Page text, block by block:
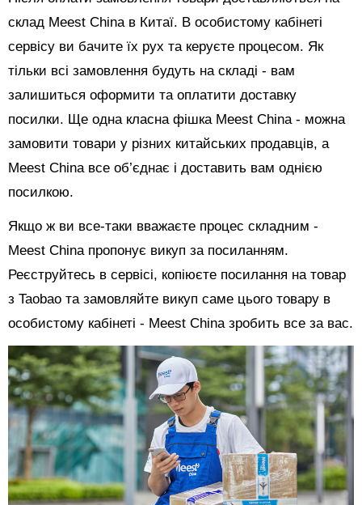
склад Meest China в Китаї. В особистому кабінеті
сервісу ви бачите їх рух та керуєте процесом. Як
тільки всі замовлення будуть на складі - вам
залишиться оформити та оплатити доставку
посилки. Ще одна класна фішка Meest China - можна
замовити товари у різних китайських продавців, а
Meest China все об’єднає і доставить вам однією
посилкою.
Якщо ж ви все-таки вважаєте процес складним -
Meest China пропонує викуп за посиланням.
Реєструйтесь в сервісі, копіюєте посилання на товар
з Taobao та замовляйте викуп саме цього товару в
особистому кабінеті - Meest China зробить все за вас.